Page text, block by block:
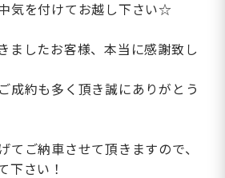
気を付けてお越し下さい☆
ましたお客様、本当に感謝致し
成約も多く頂き誠にありがとう
てご納車させて頂きますので、
下さい！